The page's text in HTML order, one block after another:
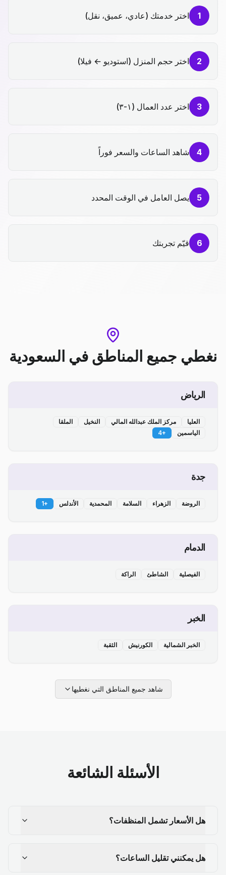
1 اختر خدمتك (عادي، عميق، نقل)
2 اختر حجم المنزل (استوديو ← فيلا)
3 اختر عدد العمال (١-٣)
4 شاهد الساعات والسعر فوراً
5 يصل العامل في الوقت المحدد
6 قيّم تجربتك
نغطي جميع المناطق في السعودية
الرياض
العليا مركز الملك عبدالله المالي النخيل
الملقا
الياسمين
+
4
جدة
الروضة الزهراء السلامة المحمدية الأندلس +
1
الدمام
الفيصلية الشاطئ الراكة
الخبر
الخبر الشمالية الكورنيش الثقبة
شاهد جميع المناطق التي نغطيها
الأسئلة الشائعة
هل الأسعار تشمل المنظفات؟
هل يمكنني تقليل الساعات؟